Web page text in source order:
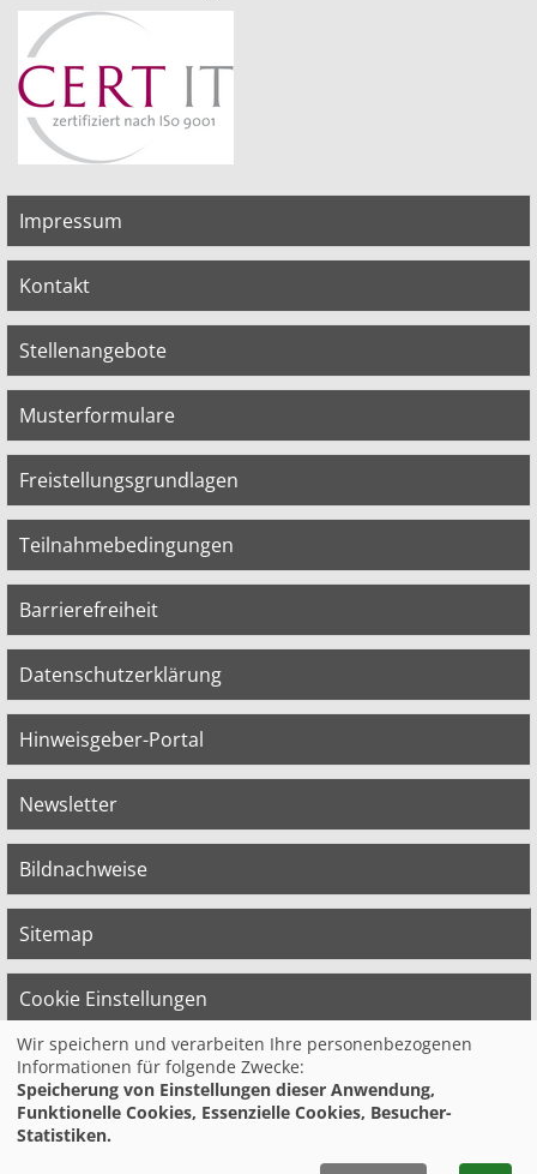
Impressum
Kontakt
Stellenangebote
Musterformulare
Freistellungsgrundlagen
Teilnahmebedingungen
Barrierefreiheit
Datenschutzerklärung
Hinweisgeber-Portal
Newsletter
Bildnachweise
Sitemap
Cookie Einstellungen
© 2026 Bildungswerk der Vereinten Dienst­
leis­tungs­ge­werk­schaft (ver.di) in
Niedersachsen e.V.
Wir speichern und verarbeiten Ihre personenbezogenen
Informationen für folgende Zwecke:
Speicherung von Einstellungen dieser Anwendung,
Funktionelle Cookies, Essenzielle Cookies, Besucher-
Statistiken.